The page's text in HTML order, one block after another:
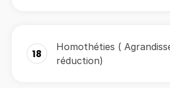
18
Homothéties (
réduction)